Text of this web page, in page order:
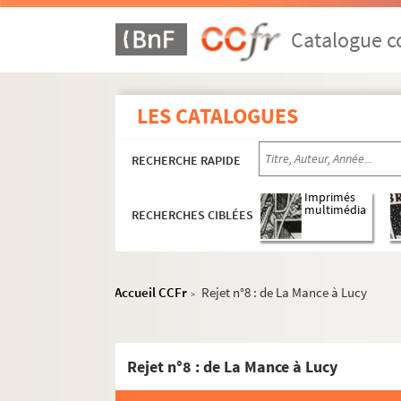
Catalogue
LES CATALOGUES
RECHERCHE RAPIDE
RECHERCHES CIBLÉES
Imprimés
multimédia
Accueil CCFr > Rejet n°8 : de La Mance à Lucy
Rejet n°8 : de La Mance à Lucy
Ms 53. Boîte 53 : Exercices de 1882 à 1883
Ms 53. Boite 53 Bis : Exercices de 1883 à
Ms 54. Boîte 54 : Exercices de 1884 à 1885
Ms 56. Boîte 56 : Exercices de 1886 à 1887
Ms 56. Boîte 56 Bis : Exercices de 1887 à
Ms 57. Boîte 57 : Exercices de 1888 à 1889
Ms 58. Boîte 58 : Exercices de 1889 à 1890
Ms 59. Boîte 59 : Exercices de 1890 à 1891
Ms 60. Boîte 60 : Exercices de 1891 à 1892
Ms 64. Boîte 64 : Exercices de 1895 à 1896
Ms 65. Boîte 65 : Exercices de 1896 à 1897